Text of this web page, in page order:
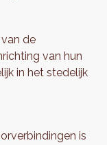
de
van hun
in het stedelijk
is